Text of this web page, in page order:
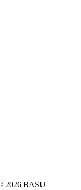
2026 BASU